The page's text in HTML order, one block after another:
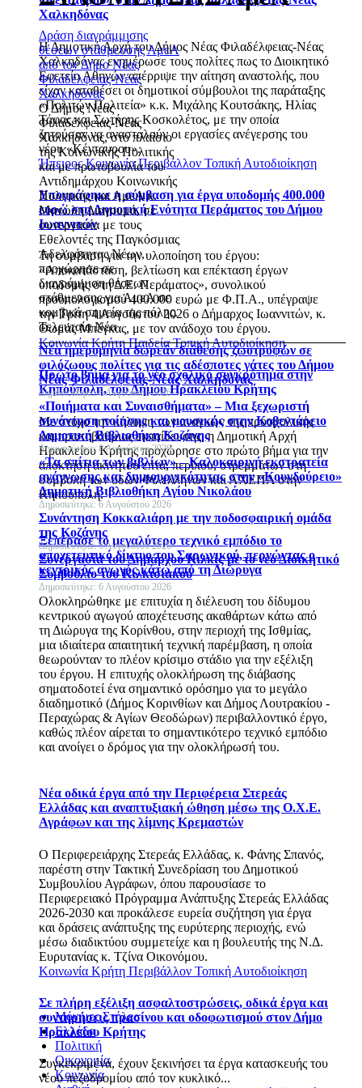
Χαλκηδόνας
Η Δημοτική Αρχή του Δήμος Νέας Φιλαδέλφειας-Νέας
Χαλκηδόνας ενημέρωσε τους πολίτες πως το Διοικητικό
Εφετείο Αθηνών απέρριψε την αίτηση αναστολής, που
είχαν καταθέσει οι δημοτικοί σύμβουλοι της παράταξης
«Πολιτών Πολιτεία» κ.κ. Μιχάλης Κουτσάκης, Ηλίας
Τάφας και Σωτήρης Κοσκολέτος, με την οποία
ζητούσαν να ανασταλούν οι εργασίες ανέγερσης του
νέου «Κένταυρου».
ΉπειροςΚοινωνίαΠεριβάλλον Τοπική Αυτοδιοίκηση
Υπογράφηκε η σύμβαση για έργα υποδομής 400.000
ευρώ στη Δημοτική Ενότητα Περάματος του Δήμου
Ιωαννιτών
Τη σύμβαση για την υλοποίηση του έργου:
«Αποκατάσταση, βελτίωση και επέκταση έργων
υποδομής στη Δ.Ε. Περάματος», συνολικού
προϋπολογισμού 400.000 ευρώ με Φ.Π.Α., υπέγραψε
την Τρίτη 4 Αυγούστου 2026 ο Δήμαρχος Ιωαννιτών, κ.
Θωμάς Μπέγκας, με τον ανάδοχο του έργου.
ΚοινωνίαΚρήτηΠαιδείαΤοπική Αυτοδιοίκηση
Πρώτο βήμα για το νέο σχολικό συγκρότημα στην
Κηπούπολη, του Δήμου Ηρακλείου Κρήτης
Με στόχο την κάλυψη των αναγκών της προσχολικής
και πρωτοβάθμιας εκπαίδευσης, η Δημοτική Αρχή
Ηρακλείου Κρήτης προχώρησε στο πρώτο βήμα για την
απόκτηση ακινήτου επτά, περίπου, στρεμμάτων στη
συμβολή των οδών Φιλελλήνων και ΑΧΕΠΑ στην
Κηπούπολη.
Ξεπέρασε το μεγαλύτερο τεχνικό εμπόδιο το
αποχετευτικό δίκτυο του Σαρωνικού, περνώντας ο
κεντρικός αγωγός κάτω από τη Διώρυγα
Ολοκληρώθηκε με επιτυχία η διέλευση του δίδυμου
κεντρικού αγωγού αποχέτευσης ακαθάρτων κάτω από
τη Διώρυγα της Κορίνθου, στην περιοχή της Ισθμίας,
μια ιδιαίτερα απαιτητική τεχνική παρέμβαση, η οποία
θεωρούνταν το πλέον κρίσιμο στάδιο για την εξέλιξη
του έργου. Η επιτυχής ολοκλήρωση της διάβασης
σηματοδοτεί ένα σημαντικό ορόσημο για το μεγάλο
διαδημοτικό (Δήμος Κορινθίων και Δήμος Λουτρακίου -
Περαχώρας & Αγίων Θεοδώρων) περιβαλλοντικό έργο,
καθώς πλέον αίρεται το σημαντικότερο τεχνικό εμπόδιο
και ανοίγει ο δρόμος για την ολοκλήρωσή του.
Νέα οδικά έργα από την Περιφέρεια Στερεάς
Ελλάδας και αναπτυξιακή ώθηση μέσω της Ο.Χ.Ε.
Αγράφων και της λίμνης Κρεμαστών
Ο Περιφερειάρχης Στερεάς Ελλάδας, κ. Φάνης Σπανός,
παρέστη στην Τακτική Συνεδρίαση του Δημοτικού
Συμβουλίου Αγράφων, όπου παρουσίασε το
Περιφερειακό Πρόγραμμα Ανάπτυξης Στερεάς Ελλάδας
2026-2030 και προκάλεσε ευρεία συζήτηση για έργα
και δράσεις ανάπτυξης της ευρύτερης περιοχής, ενώ
μέσω διαδικτύου συμμετείχε και η βουλευτής της Ν.Δ.
Ευρυτανίας κ. Τζίνα Οικονόμου.
Κοινωνία Κρήτη Περιβάλλον Τοπική Αυτοδιοίκηση
Σε πλήρη εξέλιξη ασφαλτοστρώσεις, οδικά έργα και
συντηρήσεις πρασίνου και οδοφωτισμού στον Δήμο
Ηρακλείου Κρήτης
Συγκεκριμένα, έχουν ξεκινήσει τα έργα κατασκευής του
νέου πεζοδρομίου από τον κυκλικό...
Δράση διαγράμμισης
θέσεων στάθμευσης ΑμεΑ
από τον Δήμο Νέας
Φιλαδέλφειας-Νέας
Χαλκηδόνας
Ο Δήμος Νέας
Φιλαδέλφειας-Νέας
Χαλκηδόνας, στο πλαίσιο
της Κοινωνικής Πολιτικής
και με πρωτοβουλία του
Αντιδημάρχου Κοινωνικής
Πολιτικής και ΑμεΑ κ.
Μανώλη Διαγουμά, σε
συνεργασία με τους
Εθελοντές της Παγκόσμιας
Αδελφότητας Νέων,
προχώρησε σε
διαγράμμιση θέσεων
στάθμευσης για ΑμεΑ σε
κομβικά σημεία της πόλης.
Τελευταία Νέα
Νέα ημερομηνία δωρεάν διάθεσης ζωοτροφών σε
φιλόζωους πολίτες για τις αδέσποτες γάτες του Δήμου
Νέας Φιλαδέλφειας-Νέας Χαλκηδόνας
Δημοσιεύτηκε: 6 Αυγούστου 2026
«Ποιήματα και Συναισθήματα» – Μια ξεχωριστή
συνάντηση ποίησης και μουσικής στην Κοβεντάρειο
Δημοτική Βιβλιοθήκη Κοζάνης
Δημοσιεύτηκε: 6 Αυγούστου 2026
«Τα σπίτια των βιβλίων» – Καλοκαιρινή εκστρατεία
ανάγνωσης και δημιουργικότητας στην «Κουνδούρειο»
Δημοτική Βιβλιοθήκη Αγίου Νικολάου
Δημοσιεύτηκε: 6 Αυγούστου 2026
Συνάντηση Κοκκαλιάρη με την ποδοσφαιρική ομάδα
της Κοζάνης
Δημοσιεύτηκε: 6 Αυγούστου 2026
Συνεργασία του Δημάρχου Κιλκίς με το νέο Διοικητικό
Συμβούλιο του Κιλκισιακού
Δημοσιεύτηκε: 6 Αυγούστου 2026
Μόνιμες Στήλες
Ελλάδα
Πολιτική
Οικονομία
Κοινωνία